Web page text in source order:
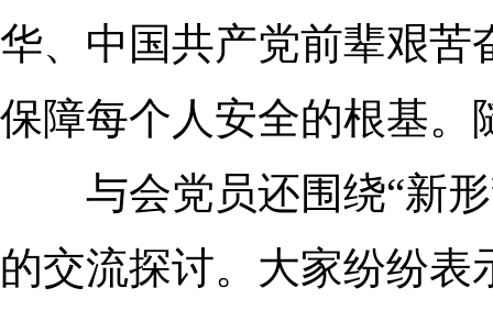
华、 中国共产党前辈艰苦
保障每个人安全的根基。
与会党员还围绕“新
的交流探讨。 大家纷纷表